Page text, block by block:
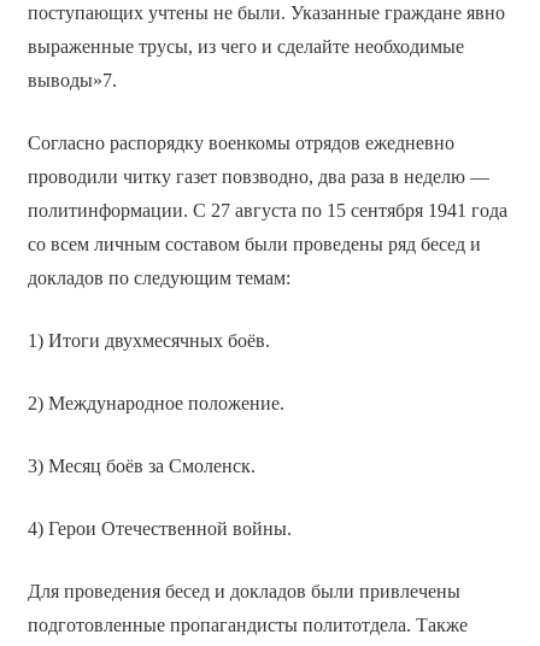
поступающих учтены не были. Указанные граждане явно
выраженные трусы, из чего и сделайте необходимые
выводы»7.
Согласно распорядку военкомы отрядов ежедневно
проводили читку газет повзводно, два раза в неделю —
политинформации. С 27 августа по 15 сентября 1941 года
со всем личным составом были проведены ряд бесед и
докладов по следующим темам:
1) Итоги двухмесячных боёв.
2) Международное положение.
3) Месяц боёв за Смоленск.
4) Герои Отечественной войны.
Для проведения бесед и докладов были привлечены
подготовленные пропагандисты политотдела. Также